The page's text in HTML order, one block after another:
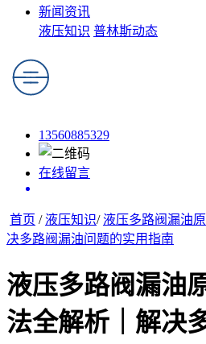
新闻资讯
液压知识 普林斯动态
13560885329
在线留言
首页 / 液压知识/ 液压多路阀漏油
决多路阀漏油问题的实用指南
液压多路阀漏油
法全解析｜解决